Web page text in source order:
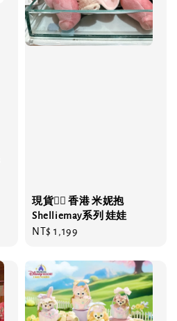
現貨❤️‍🔥 香港 米妮抱
Shelliemay系列 娃娃
Regular
NT$ 1,199